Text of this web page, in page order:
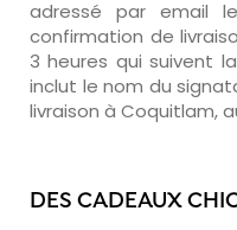
adressé par email
confirmation de
3 heures qui suivent
inclut le nom du
livraison à Coquitlam,
DES CADEAUX